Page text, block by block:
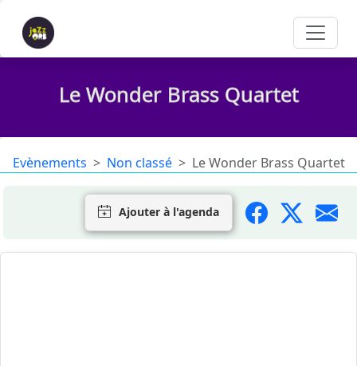
Le Wonder Brass Quartet
Evènements Non classé Le Wonder Brass Quartet
Ajouter à l'agenda